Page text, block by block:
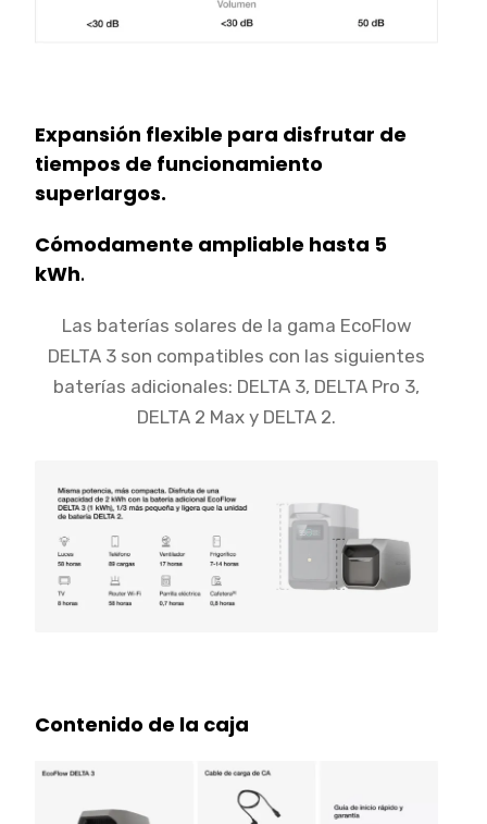
Expansión flexible para disfrutar de
tiempos de funcionamiento
superlargos.
Cómodamente ampliable hasta 5
kWh.
Las baterías solares de la gama EcoFlow
DELTA 3 son compatibles con las siguientes
baterías adicionales: DELTA 3, DELTA Pro 3,
DELTA 2 Max y DELTA 2.
Contenido de la caja